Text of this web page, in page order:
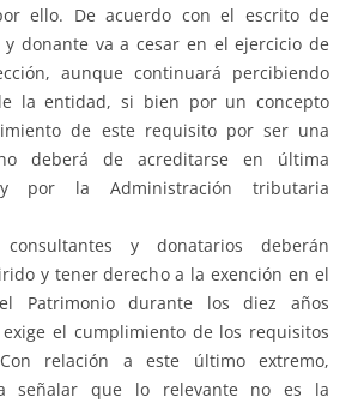
ello. De acuerdo con el escrito de
donante va a cesar en el ejercicio de
aunque continuará percibiendo
la entidad, si bien por un concepto
de este requisito por ser una
deberá de acreditarse en última
por la Administración tributaria
y donatarios deberán
y tener derecho a la exención en el
Patrimonio durante los diez años
el cumplimiento de los requisitos
relación a este último extremo,
señalar que lo relevante no es la